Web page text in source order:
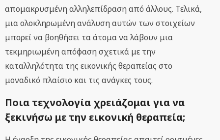
απομακρυσμένη αλληλεπίδραση από άλλους. Τελικά,
μια ολοκληρωμένη ανάλυση αυτών των στοιχείων
μπορεί να βοηθήσει τα άτομα να λάβουν μια
τεκμηριωμένη απόφαση σχετικά με την
καταλληλότητα της εικονικής θεραπείας στο
μοναδικό πλαίσιο και τις ανάγκες τους.
Ποια τεχνολογία χρειάζομαι για να
ξεκινήσω με την εικονική θεραπεία;